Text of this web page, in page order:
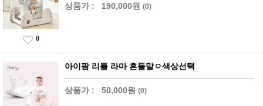
상품가 : 190,000원 (0)
0
아이팜 리틀 라마 흔들말ㅇ색상선택
상품가 : 50,000원 (0)